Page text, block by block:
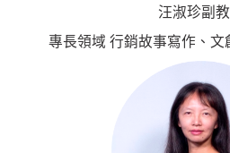
汪淑珍副
專長領域 行銷故事寫作、文